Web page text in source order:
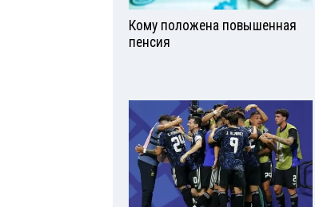
Кому положена повышенная
пенсия